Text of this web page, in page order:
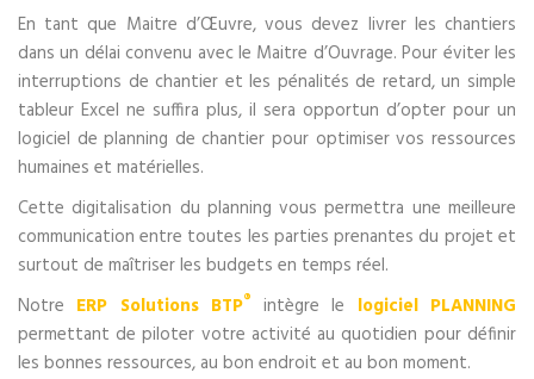
En tant que Maitre d’Œuvre, vous devez livrer les chantiers
dans un délai convenu avec le Maitre d’Ouvrage. Pour éviter les
interruptions de chantier et les pénalités de retard, un simple
tableur Excel ne suffira plus, il sera opportun d’opter pour un
logiciel de planning de chantier pour optimiser vos ressources
humaines et matérielles.
Cette digitalisation du planning vous permettra une meilleure
communication entre toutes les parties prenantes du projet et
surtout de maîtriser les budgets en temps réel.
Notre ERP Solutions BTP® intègre le logiciel PLANNING
permettant de piloter votre activité au quotidien pour définir
les bonnes ressources, au bon endroit et au bon moment.